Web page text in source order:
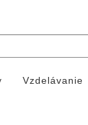
Vzdelávanie